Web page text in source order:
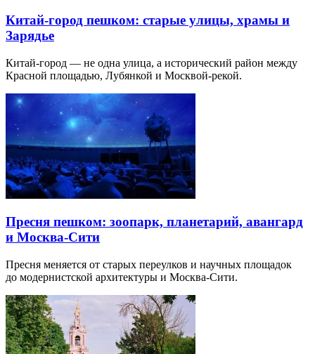
Китай-город пешком: старые улицы, храмы и
Зарядье
Китай-город — не одна улица, а исторический район между
Красной площадью, Лубянкой и Москвой-рекой.
Пресня пешком: зоопарк, планетарий, авангард
и Москва-Сити
Пресня меняется от старых переулков и научных площадок
до модернистской архитектуры и Москва-Сити.